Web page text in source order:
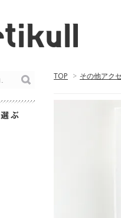
TOP > その他アク